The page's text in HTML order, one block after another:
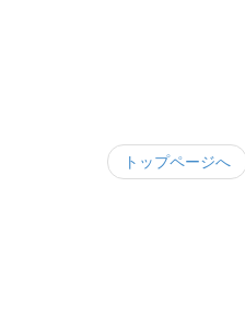
トップページへ